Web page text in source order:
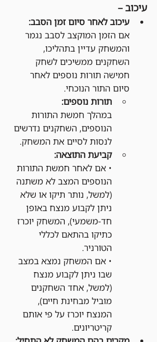
עיכוב –
עיכוב לאחר סיום זמן הסבב:
אם הזמן המוקצב לסבב נגמר
והמשחק עדיין בתהליכו,
השחקנים ממשיכים לשחק
חמישה תורות נוספים לאחר
סיום התור הנוכחי.
תורות נוספים:
במהלך חמשת התורות
הנוספים, השחקנים נדרשים
לנסות לסיים את המשחק.
קביעת התוצאה:
• אם לאחר חמשת התורות
הנוספים המצב לא משתנה
(למשל, נותר תיקו או שלא
ניתן לקבוע מנצח באופן
חד-משמעי), המשחק יוכרז
כתיקו בהתאם לכללי
הטורניר.
• אם המשחק נמצא במצב
שבו ניתן לקבוע מנצח
(למשל, אחד השחקנים
מוביל מבחינת חיים),
המנצח יוכרז על פי אותם
קריטריונים.